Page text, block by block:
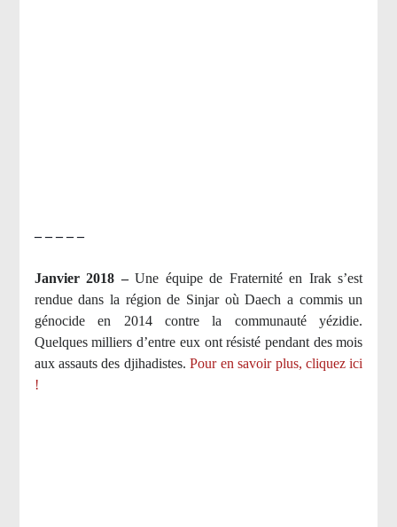
– – – – –
Janvier 2018 –Une équipe de Fraternité en Irak s’est
rendue dans la région de Sinjar où Daech a commis un
génocide en 2014 contre la communauté yézidie.
Quelques milliers d’entre eux ont résisté pendant des mois
aux assauts des djihadistes.Pour en savoir plus, cliquez ici
!